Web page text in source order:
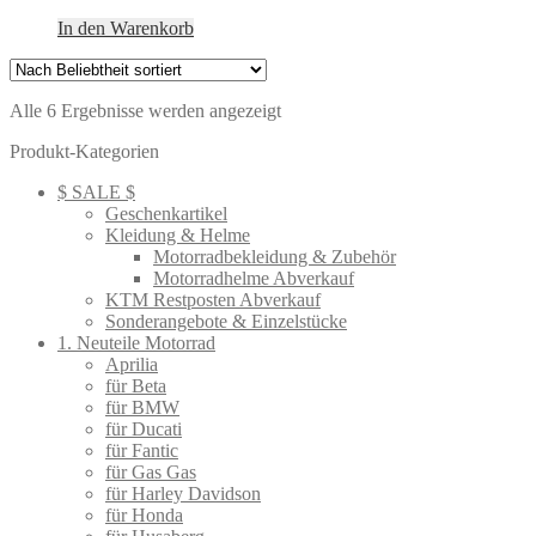
In den Warenkorb
Alle 6 Ergebnisse werden angezeigtNach
Produkt-Kategorien
$ SALE $
Geschenkartikel
Kleidung & Helme
Motorradbekleidung & Zubehör
Motorradhelme Abverkauf
KTM Restposten Abverkauf
Sonderangebote & Einzelstücke
1. Neuteile Motorrad
Aprilia
für Beta
für BMW
für Ducati
für Fantic
für Gas Gas
für Harley Davidson
für Honda